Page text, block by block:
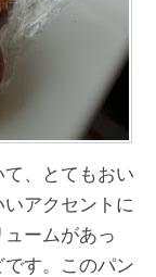
て、とてもおい
アクセントに
ームがあっ
す。このパン